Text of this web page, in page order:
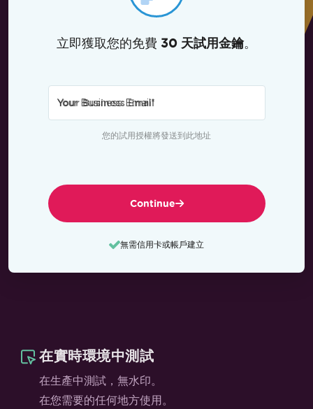
立即獲取您的免費 30 天試用金鑰。
Your Business Email*
您的試用授權將發送到此地址
Continue
無需信用卡或帳戶建立
在實時環境中測試
在生產中測試，無水印。
在您需要的任何地方使用。